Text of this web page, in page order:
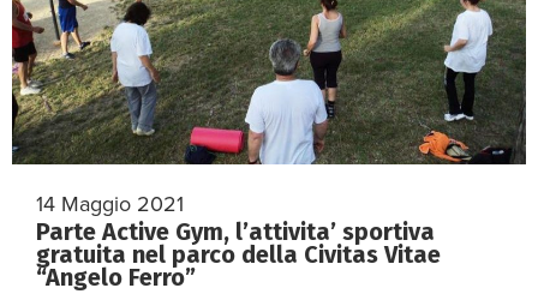
14 Maggio 2021
Parte Active Gym, l’attivita’ sportiva
gratuita nel parco della Civitas Vitae
“Angelo Ferro”